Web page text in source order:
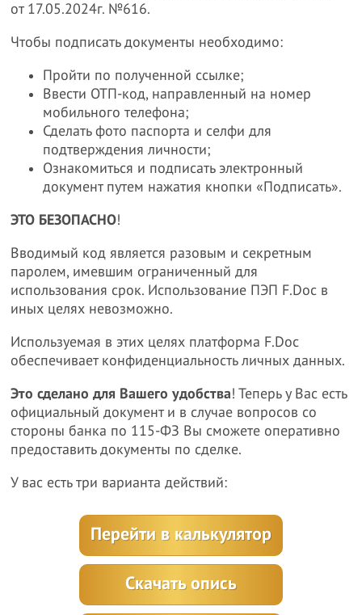
от 17.05.2024г. №616.
Чтобы подписать документы необходимо:
Пройти по полученной ссылке;
Ввести ОТП-код, направленный на номер
мобильного телефона;
Сделать фото паспорта и селфи для
подтверждения личности;
Ознакомиться и подписать электронный
документ путем нажатия кнопки «Подписать».
ЭТО БЕЗОПАСНО!
Вводимый код является разовым и секретным
паролем, имевшим ограниченный для
использования срок. Использование ПЭП F.Doc в
иных целях невозможно.
Используемая в этих целях платформа F.Doc
обеспечивает конфиденциальность личных данных.
Это сделано для Вашего удобства! Теперь у Вас есть
официальный документ и в случае вопросов со
стороны банка по 115-ФЗ Вы сможете оперативно
предоставить документы по сделке.
У вас есть три варианта действий:
Перейти в калькулятор
Скачать опись